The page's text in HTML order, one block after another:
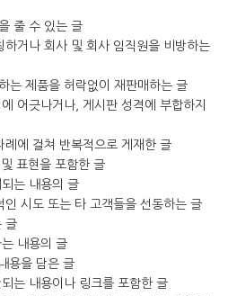
줄 수 있는 글
거나 회사 및 회사 임직원을 비방하는
는 제품을 허락없이 재판매하는 글
어긋나거나, 게시판 성격에 부합하지
례에 걸쳐 반복적으로 게재한 글
표현을 포함한 글
는 내용의 글
인 시도 또는 타 고객들을 선동하는 글
글
내용의 글
용을 담은 글
는 내용이나 링크를 포함한 글